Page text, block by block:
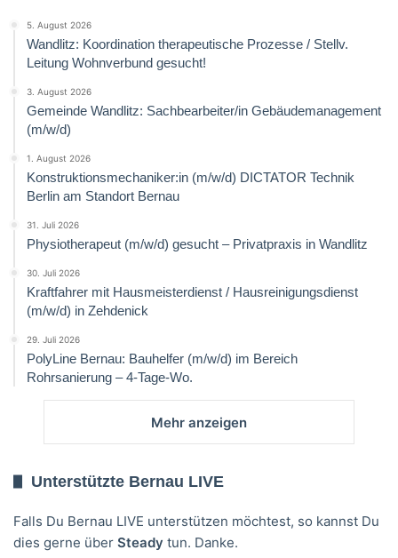
5. August 2026
Wandlitz: Koordination therapeutische Prozesse / Stellv.
Leitung Wohnverbund gesucht!
3. August 2026
Gemeinde Wandlitz: Sachbearbeiter/in Gebäudemanagement
(m/w/d)
1. August 2026
Konstruktionsmechaniker:in (m/w/d) DICTATOR Technik
Berlin am Standort Bernau
31. Juli 2026
Physiotherapeut (m/w/d) gesucht – Privatpraxis in Wandlitz
30. Juli 2026
Kraftfahrer mit Hausmeisterdienst / Hausreinigungsdienst
(m/w/d) in Zehdenick
29. Juli 2026
PolyLine Bernau: Bauhelfer (m/w/d) im Bereich
Rohrsanierung – 4-Tage-Wo.
Mehr anzeigen
Unterstützte Bernau LIVE
Falls Du Bernau LIVE unterstützen möchtest, so kannst Du
dies gerne über Steady tun. Danke.